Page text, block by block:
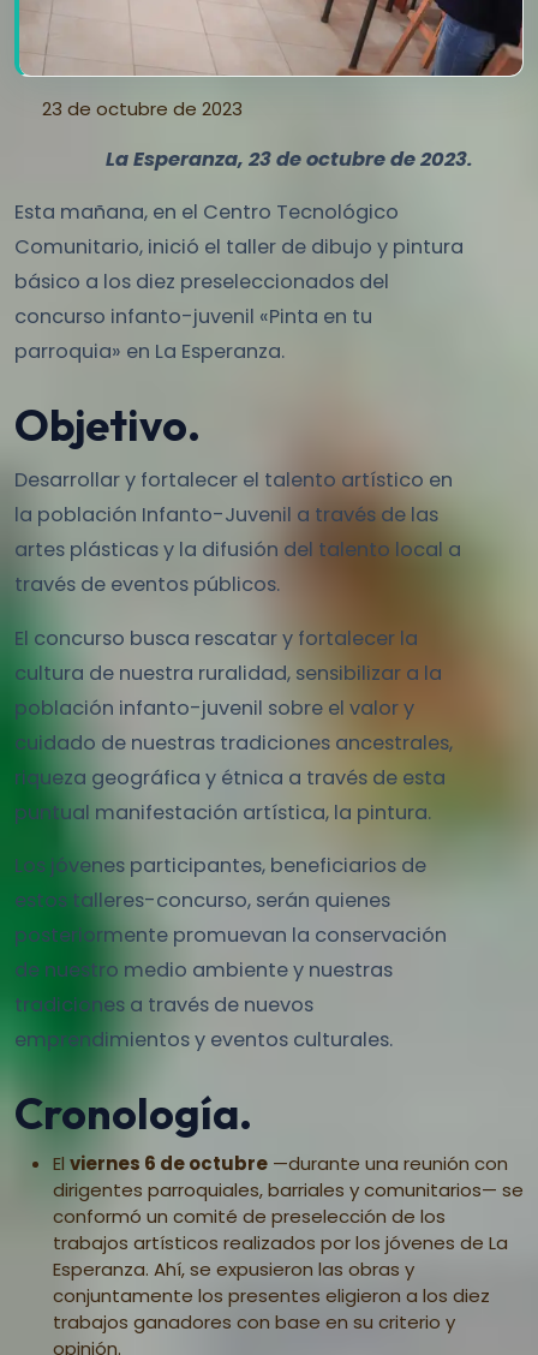
23 de octubre de 2023
La Esperanza, 23 de octubre de 2023.
Esta mañana, en el Centro Tecnológico
Comunitario, inició el taller de dibujo y pintura
básico a los diez preseleccionados del
concurso infanto-juvenil «Pinta en tu
parroquia» en La Esperanza.
Objetivo.
Desarrollar y fortalecer el talento artístico en
la población Infanto-Juvenil a través de las
artes plásticas y la difusión del talento local a
través de eventos públicos.
El concurso busca rescatar y fortalecer la
cultura de nuestra ruralidad, sensibilizar a la
población infanto-juvenil sobre el valor y
cuidado de nuestras tradiciones ancestrales,
riqueza geográfica y étnica a través de esta
puntual manifestación artística, la pintura.
Los jóvenes participantes, beneficiarios de
estos talleres-concurso, serán quienes
posteriormente promuevan la conservación
de nuestro medio ambiente y nuestras
tradiciones a través de nuevos
emprendimientos y eventos culturales.
Cronología.
El viernes 6 de octubre —durante una reunión con
dirigentes parroquiales, barriales y comunitarios— se
conformó un comité de preselección de los
trabajos artísticos realizados por los jóvenes de La
Esperanza. Ahí, se expusieron las obras y
conjuntamente los presentes eligieron a los diez
trabajos ganadores con base en su criterio y
opinión.